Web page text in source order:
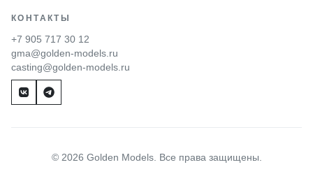
КОНТАКТЫ
+7 905 717 30 12
gma@golden-models.ru
casting@golden-models.ru
© 2026 Golden Models. Все права защищены.